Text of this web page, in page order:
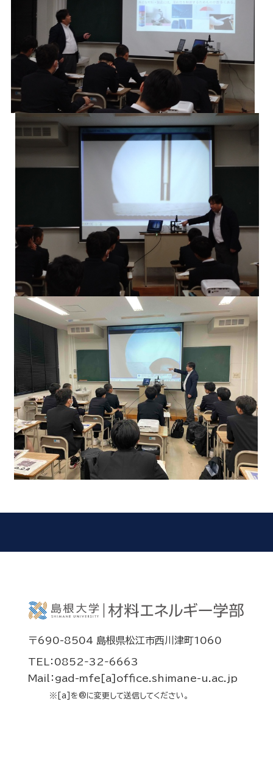
〒690-8504 島根県松江市西川津町1060
TEL：0852‐32‐6663
Mail：gad-mfe[a]office.shimane-u.ac.jp
※[a]を@に変更して送信してください。